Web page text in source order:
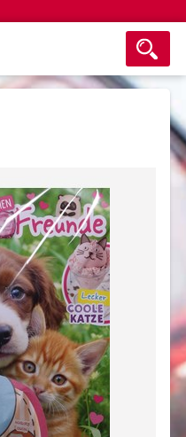
Suche zurücksetzen
Suchen